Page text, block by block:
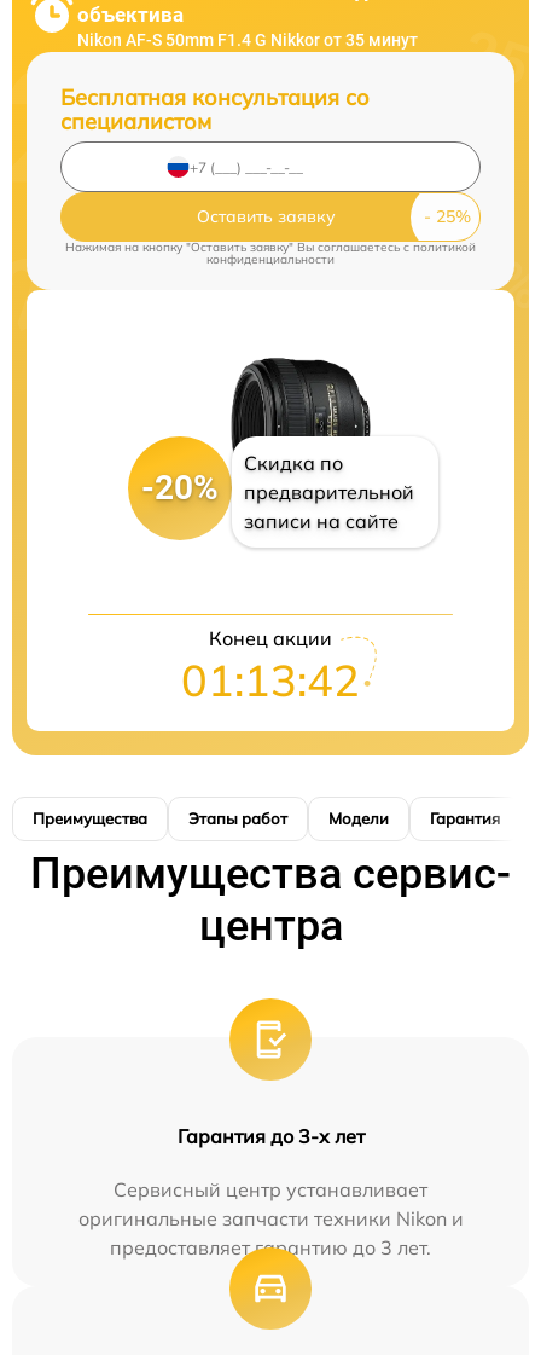
объектива
Nikon AF-S 50mm F1.4 G Nikkor от 35 минут
Бесплатная консультация со
специалистом
Оставить заявку
Нажимая на кнопку "Оставить заявку" Вы соглашаетесь cполитикой
конфиденциальности
-20%
Скидка по
предварительной
записи на сайте
Конец акции
01:13:41
Преимущества Этапы работ Модели Гарантия
Преимущества сервис-
центра
Гарантия до 3-х лет
Сервисный центр устанавливает
оригинальные запчасти техники Nikon и
предоставляет гарантию до 3 лет.